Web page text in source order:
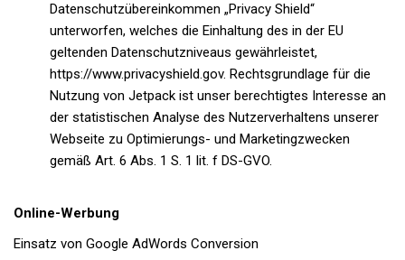
Datenschutzübereinkommen „Privacy Shield“
unterworfen, welches die Einhaltung des in der EU
geltenden Datenschutzniveaus gewährleistet,
https://www.privacyshield.gov. Rechtsgrundlage für die
Nutzung von Jetpack ist unser berechtigtes Interesse an
der statistischen Analyse des Nutzerverhaltens unserer
Webseite zu Optimierungs- und Marketingzwecken
gemäß Art. 6 Abs. 1 S. 1 lit. f DS-GVO.
Online-Werbung
Einsatz von Google AdWords Conversion